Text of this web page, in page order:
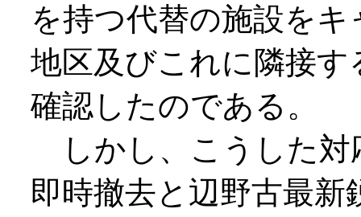
を持つ代替の施設を
地区及びこれに隣接
確認したのである。
しかし、こうした対
即時撤去と辺野古最